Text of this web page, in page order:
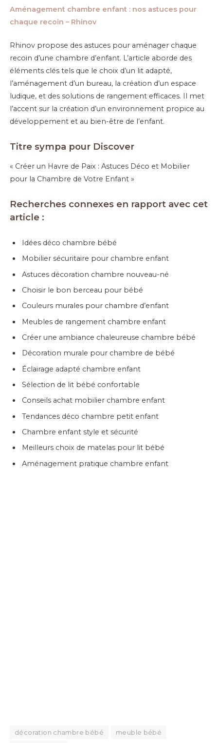
Aménagement chambre enfant : nos astuces pour
chaque recoin – Rhinov
Rhinov propose des astuces pour aménager chaque
recoin d’une chambre d’enfant. L’article aborde des
éléments clés tels que le choix d’un lit adapté,
l’aménagement d’un bureau, la création d’un espace
ludique, et des solutions de rangement efficaces. Il met
l’accent sur la création d’un environnement propice au
développement et au bien-être de l’enfant.
Titre sympa pour Discover
« Créer un Havre de Paix : Astuces Déco et Mobilier
pour la Chambre de Votre Enfant »
Recherches connexes en rapport avec cet
article :
Idées déco chambre bébé
Mobilier sécuritaire pour chambre enfant
Astuces décoration chambre nouveau-né
Choisir le bon berceau pour bébé
Couleurs murales pour chambre d’enfant
Meubles de rangement chambre enfant
Créer une ambiance chaleureuse chambre bébé
Décoration murale pour chambre de bébé
Éclairage adapté chambre enfant
Sélection de lit bébé confortable
Conseils achat mobilier chambre enfant
Tendances déco chambre petit enfant
Chambre enfant style et sécurité
Meilleurs choix de matelas pour lit bébé
Aménagement pratique chambre enfant
décoration chambre bébé
meuble bébé